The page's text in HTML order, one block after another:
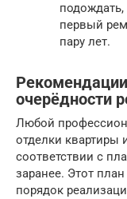
первый
пару лет.
очерёдности
Любой
отделки квартиры
соответствии с
заранее. Этот
порядок